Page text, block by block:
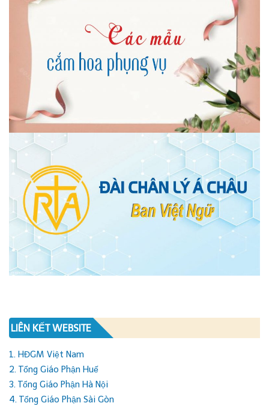
LIÊN KẾT WEBSITE
1. HĐGM Việt Nam
2. Tổng Giáo Phận Huế
3. Tổng Giáo Phận Hà Nội
4. Tổng Giáo Phận Sài Gòn